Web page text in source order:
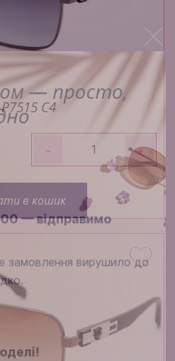
C4
- +
в кошик
— просто,
— відправимо
замовлення вирушило до